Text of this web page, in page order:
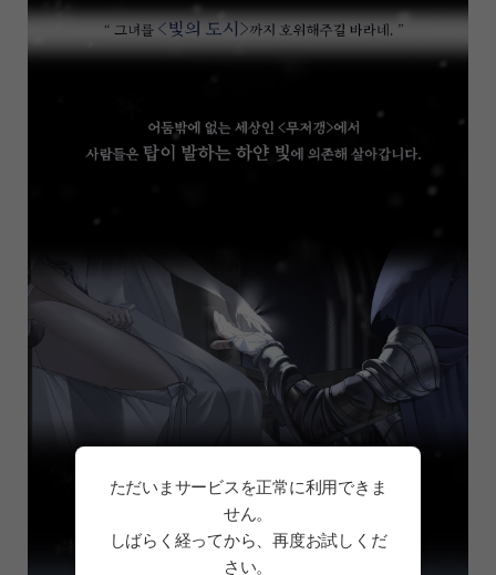
ただいまサービスを正常に利用できま
せん。
しばらく経ってから、再度お試しくだ
さい。